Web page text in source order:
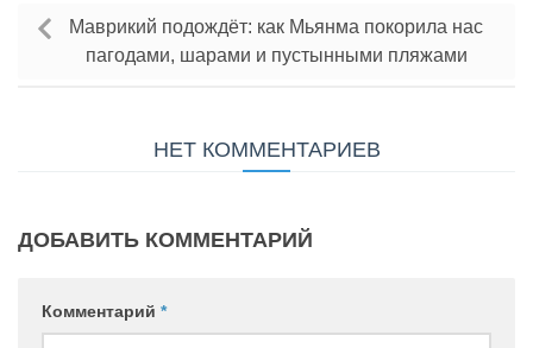
Маврикий подождёт: как Мьянма покорила нас
пагодами, шарами и пустынными пляжами
НЕТ КОММЕНТАРИЕВ
ДОБАВИТЬ КОММЕНТАРИЙ
Комментарий *